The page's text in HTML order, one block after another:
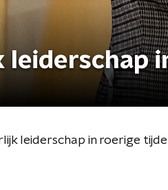
leiderschap
leiderschap in roerige